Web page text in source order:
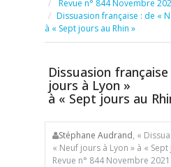
Revue n° 844 Novembre
Dissuasion française : de «
à « Sept jours au Rhin »
Dissuasion
jours à Lyon »
à « Sept jours au
Stéphane Audrand, «
« Neuf jours à Lyon » à «
Revue n° 844 Novembre 2021